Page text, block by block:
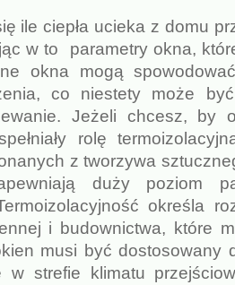
ile ciepła ucieka z domu
w to parametry okna,
okna mogą
co niestety może
Jeżeli chcesz, by
rolę
z tworzywa
duży poziom
określa
i budownictwa, które
musi być dostosowany
strefie klimatu